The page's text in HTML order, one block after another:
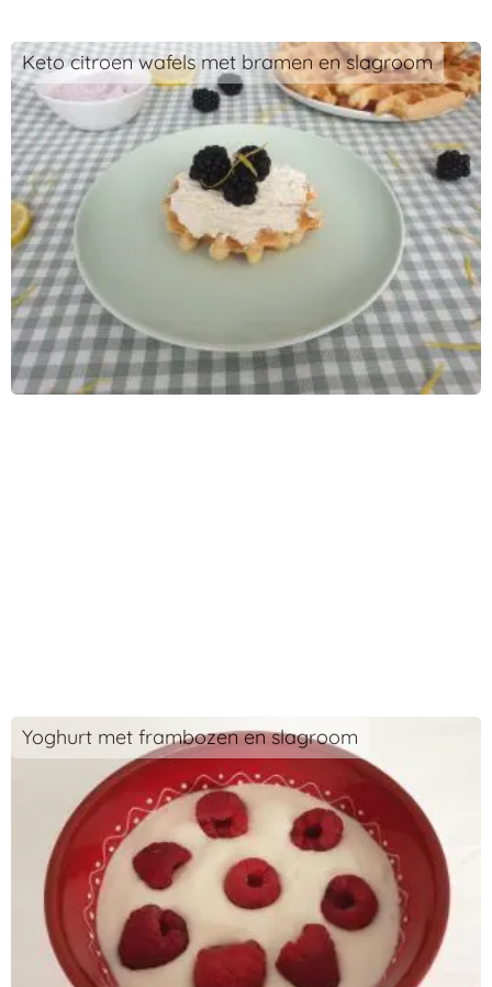
Keto citroen wafels met bramen en slagroom
Yoghurt met frambozen en slagroom